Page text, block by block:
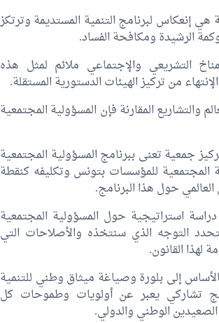
هي إنعكاس لبرنامج التنمية المستديمة وترتكز
الرشيدة ومكافحة الفساد.
التشريعي والإجتماعي ملائم لمثل هذه
من تركيز الهيئات الدستورية المستقلة.
والتشاريع المقارنة فإن المسؤولية المجتمعية
2015 وقع تركيز جمعية تعنى ببرنامج المسؤولية المجتمعية
المجتمعية للمؤسسات بتونس وتكليفه كنقطة
حول هذا البرنامج.
دراسة استراتيجية حول المسؤولية المجتمعية
التوجه الذي سنتخذه والأصلاحات التي
لهذا القانون.
إلى بلورة وصياغة ميثاق وطني للتنمية
تشاركي يعبر عن أولويات وطموحات كل
الوطني والدولي.